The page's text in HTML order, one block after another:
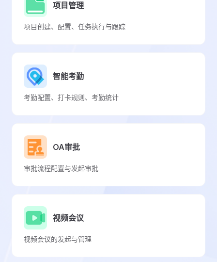
项目管理
项目创建、配置、任务执行与跟踪
智能考勤
考勤配置、打卡规则、考勤统计
OA审批
审批流程配置与发起审批
视频会议
视频会议的发起与管理